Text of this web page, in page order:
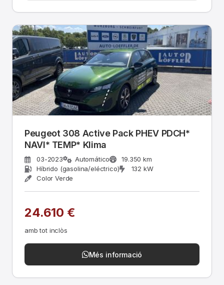
Peugeot 308 Active Pack PHEV PDCH*
NAVI* TEMP* Klima
03-2023 Automático
19.350 km
Híbrido (gasolina/eléctrico)
132 kW
Color Verde
24.610 €
amb tot inclòs
Més informació